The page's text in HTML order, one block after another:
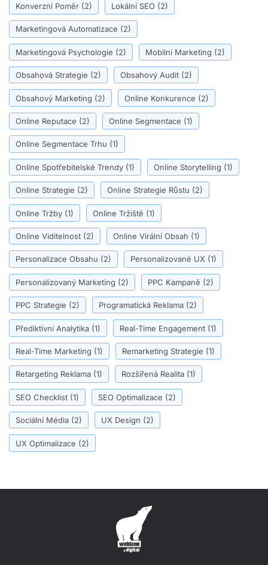
Konverzní Poměr (2) Lokální SEO (2)
Marketingová Automatizace (2)
Marketingová Psychologie (2) Mobilní Marketing (2)
Obsahová Strategie (2) Obsahový Audit (2)
Obsahový Marketing (2) Online Konkurence (2)
Online Reputace (2) Online Segmentace (1)
Online Segmentace Trhu (1)
Online Spotřebitelské Trendy (1) Online Storytelling (1)
Online Strategie (2) Online Strategie Růstu (2)
Online Tržby (1) Online Tržiště (1)
Online Viditelnost (2) Online Virální Obsah (1)
Personalizace Obsahu (2) Personalizované UX (1)
Personalizovaný Marketing (2) PPC Kampaně (2)
PPC Strategie (2) Programatická Reklama (2)
Přediktivní Analytika (1) Real-Time Engagement (1)
Real-Time Marketing (1) Remarketing Strategie (1)
Retargeting Reklama (1) Rozšířená Realita (1)
SEO Checklist (1) SEO Optimalizace (2)
Sociální Média (2) UX Design (2)
UX Optimalizace (2)